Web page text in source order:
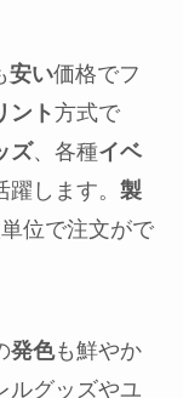
安い価格でフ
ント方式で
ズ、各種イベ
します。 製
位で注文がで
発色も鮮やか
ルグッズやユ